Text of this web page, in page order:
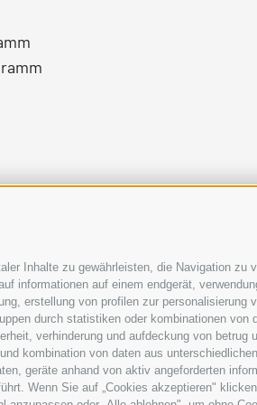
Inhalte zu gewährleisten, die Navigation zu
informationen auf einem endgerät,
erstellung von profilen zur personalisierung
durch statistiken oder kombinationen von
verhinderung und aufdeckung von betrug
kombination von daten aus
geräte anhand von aktiv angeforderten
Wenn Sie auf „Cookies akzeptieren"